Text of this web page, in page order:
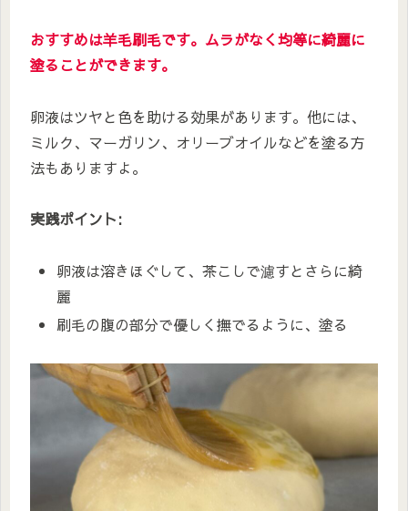
おすすめは羊毛刷毛です。ムラがなく均等に綺麗に
塗ることができます。
卵液はツヤと色を助ける効果があります。他には、
ミルク、マーガリン、オリーブオイルなどを塗る方
法もありますよ。
実践ポイント:
卵液は溶きほぐして、茶こしで濾すとさらに綺
麗
刷毛の腹の部分で優しく撫でるように、塗る